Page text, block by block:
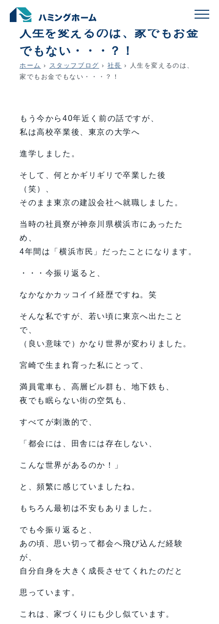
schedule
人生を変えるのは、家でもお金
でもない・・・？！
ホーム › スタッフブログ › 社長 ›
人生を変えるのは、
家でもお金でもない・・・？！
もう今から40年近く前の話ですが、
私は高校卒業後、東京の大学へ
進学しました。
そして、何とかギリギリで卒業した後
（笑）、
そのまま東京の建設会社へ就職しました。
当時の社員寮が神奈川県横浜市にあったた
め、
4年間は「横浜市民」だったことになります。
・・・今振り返ると、
なかなかカッコイイ経歴ですね。笑
そんな私ですが、若い頃に東京へ出たこと
で、
（良い意味で）かなり世界が変わりました。
宮崎で生まれ育った私にとって、
満員電車も、高層ビル群も、地下鉄も、
夜でも眠らない街の空気も、
すべてが刺激的で、
「都会には、田舎には存在しない、
こんな世界があるのか！」
と、頻繁に感じていましたね。
もちろん最初は不安もありました。
でも今振り返ると、
あの頃、思い切って都会へ飛び込んだ経験
が、
自分自身を大きく成長させてくれたのだと
思っています。
これは、家づくりにも少し似ています。